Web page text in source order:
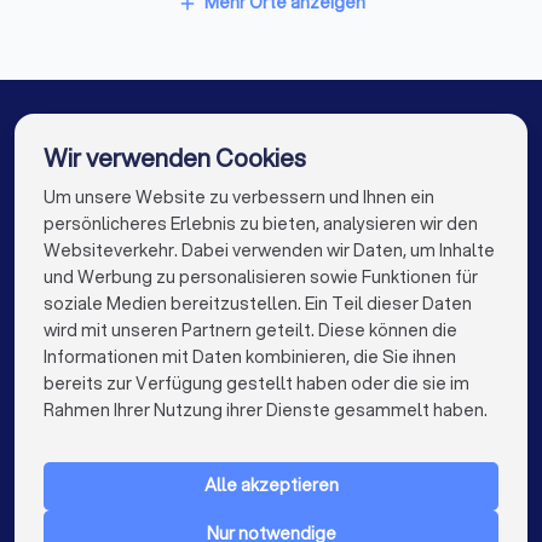
Dachdecker in Frankfurt am Main
Dachdecker in Stuttgart
Dachdecker in Düsseldorf
Dachdecker in Dortmund
Dachdecker in Essen
Dachdecker in Bremen
Dachdecker in Nürnberg
Dachdecker in Dresden
Dachdecker in Hannover
Dachdecker in Leipzig
Dachdecker in Duisburg
Dachdecker in Bielefeld
Dachdecker in Bonn
Dachdecker in Münster
Dachdecker in der Nähe
Die besten Dachdecker für Sie
info@trustlocal.de
FÜR PRIVATPERSONEN
Wir verwenden Cookies
Um unsere Website zu verbessern und Ihnen ein
persönlicheres Erlebnis zu bieten, analysieren wir den
Websiteverkehr. Dabei verwenden wir Daten, um Inhalte
und Werbung zu personalisieren sowie Funktionen für
soziale Medien bereitzustellen. Ein Teil dieser Daten
wird mit unseren Partnern geteilt. Diese können die
Informationen mit Daten kombinieren, die Sie ihnen
bereits zur Verfügung gestellt haben oder die sie im
Rahmen Ihrer Nutzung ihrer Dienste gesammelt haben.
Alle akzeptieren
Nur notwendige